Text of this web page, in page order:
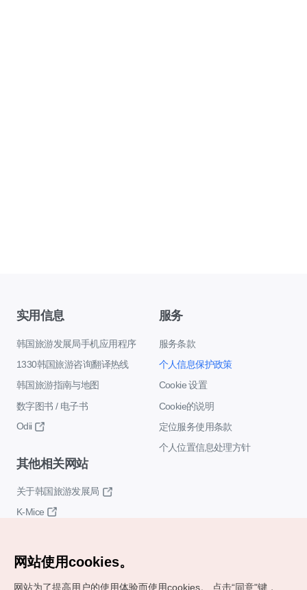
实用信息
韩国旅游发展局手机应用程序
1330韩国旅游咨询翻译热线
韩国旅游指南与地图
数字图书 / 电子书
Odii
服务
服务条款
个人信息保护政策
Cookie 设置
Cookie的说明
定位服务使用条款
个人位置信息处理方针
其他相关网站
关于韩国旅游发展局
K-Mice
网站使用cookies。
网站为了提高用户的使用体验而使用cookies。 点击“同意"键，